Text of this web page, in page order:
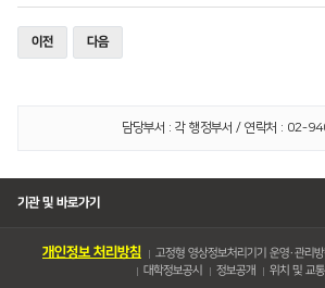
이전 다음
담당부서 : 각 행정부서 / 연락처 : 02-
기관 및 바로가기
개인정보 처리방침 고정형 영상정보처리기기 운영・관리
대학정보공시
정보공개 위치 및 교